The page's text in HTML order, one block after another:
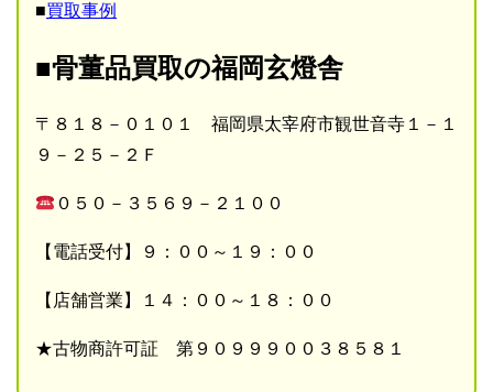
■買取事例
■骨董品買取の福岡玄燈舎
〒８１８－０１０１ 福岡県太宰府市観世音寺１－１
９－２５－２Ｆ
０５０－３５６９－２１００
【電話受付】９：００～１９：００
【店舗営業】１４：００～１８：００
★古物商許可証 第９０９９９００３８５８１